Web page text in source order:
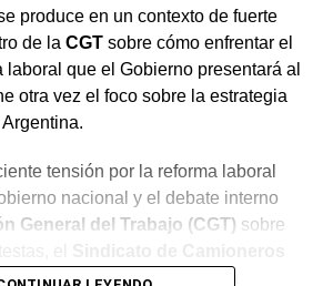
produce en un contexto de fuerte
de la CGTsobre cómo enfrentar el
laboral que el Gobierno presentará al
otra vez el foco sobre la estrategia
tensión por la reforma laboral
nacional y el debate interno
General del Trabajo (CGT) sobre
Moyano lanzó una medida